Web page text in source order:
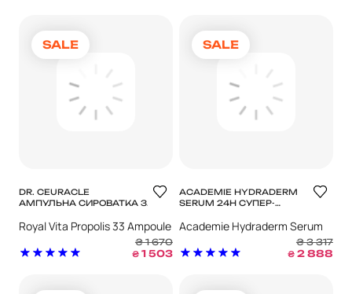
SALE
DR. CEURACLE
АМПУЛЬНА СИРОВАТКА З
ROYAL VITA PROPOLIS 33
AMPOULE
Royal Vita Propolis 33 Ampoule
₴ 1 670
₴ 1 503
SALE
ACADEMIE HYDRADERM
SERUM 24H СУПЕР-
СИРОВАТКА
Academie Hydraderm Serum
₴ 3 317
₴ 2 888